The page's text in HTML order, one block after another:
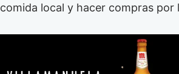
comida local y hacer compras por